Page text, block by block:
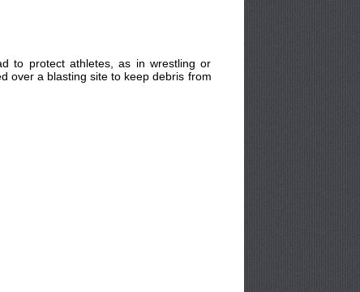
to protect athletes, as in wrestling or
over a blasting site to keep debris from